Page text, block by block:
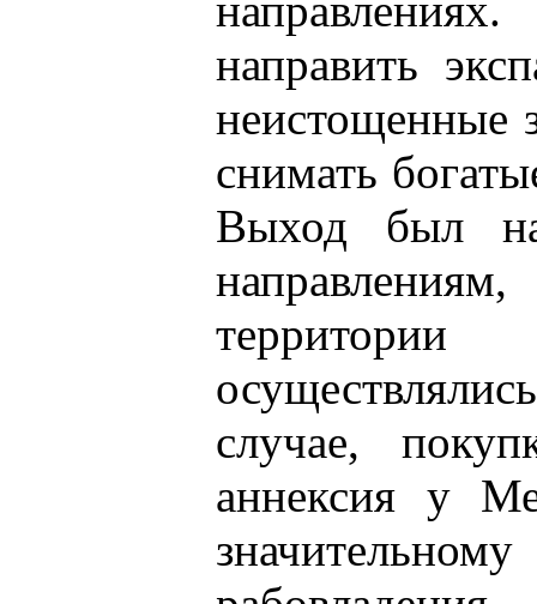
направить
неистощенные
снимать
Выход был
случае,
аннексия у